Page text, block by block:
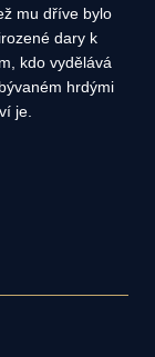
mu dříve bylo
dary k
kdo vydělává
hrdými
je.